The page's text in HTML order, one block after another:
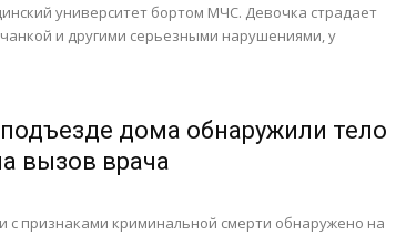
университет бортом МЧС. Девочка страдает
и другими серьезными нарушениями, у
дома обнаружили тело
вызов врача
с признаками криминальной смерти обнаружено на